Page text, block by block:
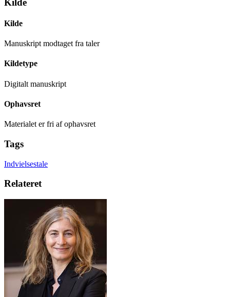
Kilde
Manuskript modtaget fra taler
Kildetype
Digitalt manuskript
Ophavsret
Materialet er fri af ophavsret
Tags
Indvielsestale
Relateret